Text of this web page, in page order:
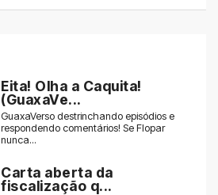
Eita! Olha a Caquita!
(GuaxaVe...
GuaxaVerso destrinchando episódios e
respondendo comentários! Se Flopar
nunca...
Carta aberta da
fiscalização q...